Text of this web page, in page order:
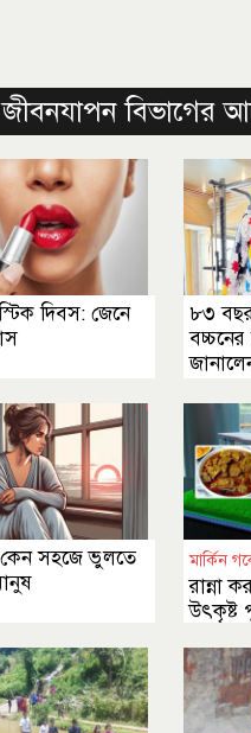
জীবনযাপন বিভাগের
দিবস: জেনে
৮৩
কেন সহজে ভুলতে
মার্কিন
রান্না
উৎকৃষ্ট